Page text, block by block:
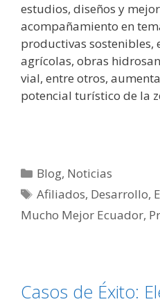
estudios, diseños y
acompañamiento en
productivas sostenibles,
agrícolas, obras
vial, entre otros,
potencial turístico de la
Blog, Noticias
Afiliados, Desarrollo,
Mucho Mejor Ecuador,
Casos de Éxito: